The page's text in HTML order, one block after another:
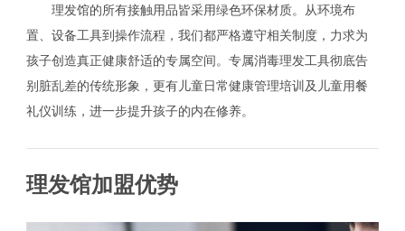
理发馆的所有接触用品皆采用绿色环保材质。从环境布
置、设备工具到操作流程，我们都严格遵守相关制度，力求为
孩子创造真正健康舒适的专属空间。专属消毒理发工具彻底告
别脏乱差的传统形象，更有儿童日常健康管理培训及儿童用餐
礼仪训练，进一步提升孩子的内在修养。
理发馆加盟优势